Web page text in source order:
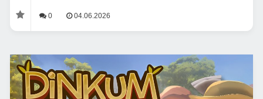
0 04.06.2026